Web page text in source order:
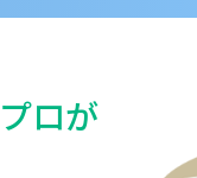
ロが